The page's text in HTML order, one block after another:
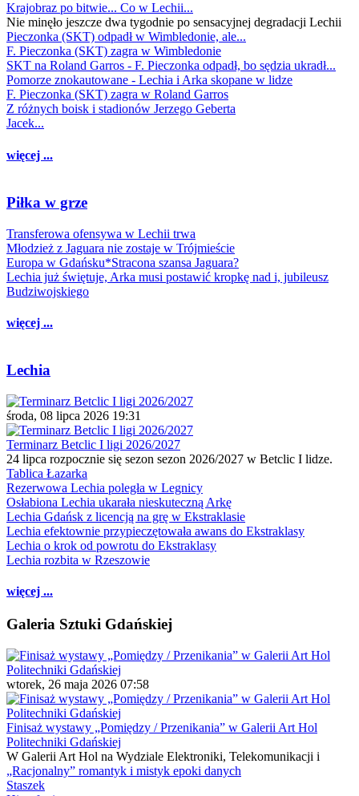
Krajobraz po bitwie... Co w Lechii...
Nie minęło jeszcze dwa tygodnie po sensacyjnej degradacji Lechii
Pieczonka (SKT) odpadł w Wimbledonie, ale...
F. Pieczonka (SKT) zagra w Wimbledonie
SKT na Roland Garros - F. Pieczonka odpadł, bo sędzia ukradł...
Pomorze znokautowane - Lechia i Arka skopane w lidze
F. Pieczonka (SKT) zagra w Roland Garros
Z różnych boisk i stadionów Jerzego Geberta
Jacek...
więcej ...
Piłka w grze
Transferowa ofensywa w Lechii trwa
Młodzież z Jaguara nie zostaje w Trójmieście
Europa w Gdańsku*Stracona szansa Jaguara?
Lechia już świętuje, Arka musi postawić kropkę nad i, jubileusz
Budziwojskiego
więcej ...
Lechia
środa, 08 lipca 2026 19:31
Terminarz Betclic I ligi 2026/2027
24 lipca rozpocznie się sezon sezon 2026/2027 w Betclic I lidze.
Tablica Łazarka
Rezerwowa Lechia poległa w Legnicy
Osłabiona Lechia ukarała nieskuteczną Arkę
Lechia Gdańsk z licencją na grę w Ekstraklasie
Lechia efektownie przypieczętowała awans do Ekstraklasy
Lechia o krok od powrotu do Ekstraklasy
Lechia rozbita w Rzeszowie
więcej ...
Galeria Sztuki Gdańskiej
wtorek, 26 maja 2026 07:58
Finisaż wystawy „Pomiędzy / Przenikania” w Galerii Art Hol
Politechniki Gdańskiej
W Galerii Art Hol na Wydziale Elektroniki, Telekomunikacji i
„Racjonalny” romantyk i mistyk epoki danych
Staszek